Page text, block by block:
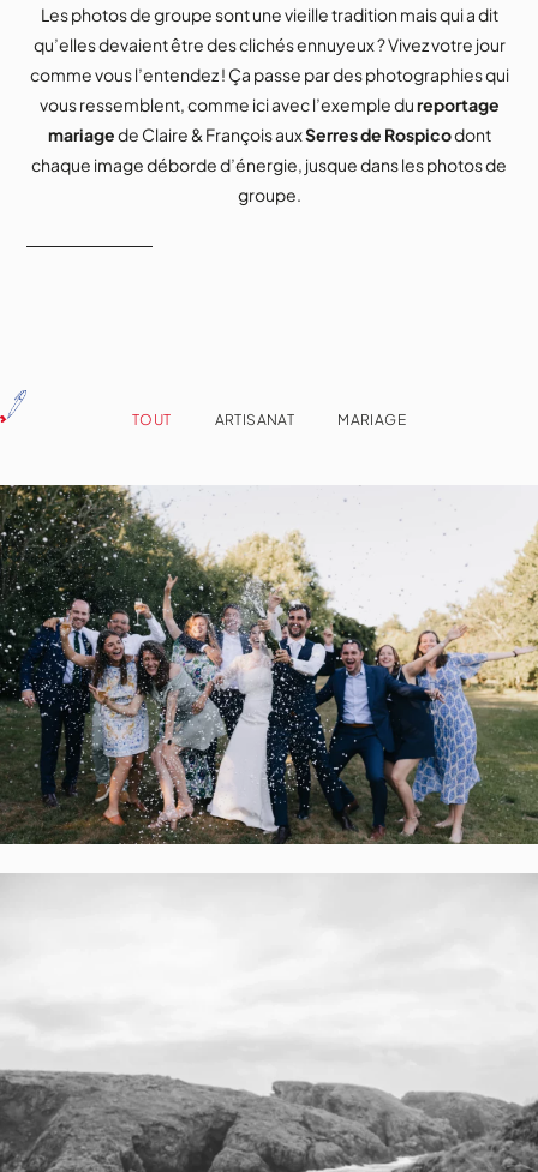
Les photos de groupe sont une vieille tradition mais qui a dit
qu’elles devaient être des clichés ennuyeux ? Vivez votre jour
comme vous l’entendez ! Ça passe par des photographies qui
vous ressemblent, comme ici avec l’exemple dureportage
mariagede Claire & François auxSerres de Rospicodont
chaque image déborde d’énergie, jusque dans les photos de
groupe.
TOUT ARTISANAT MARIAGE